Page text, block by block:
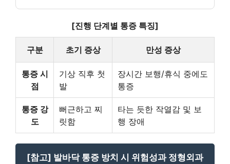
[진행 단계별 통증 특징]
구분 초기 증상 만성 증상
통증 시
점
기상 직후 첫
발
장시간 보행/휴식 중에도
통증
통증 강
도
뻐근하고 찌
릿함
타는 듯한 작열감 및 보
행 장애
[참고] 발바닥 통증 방치 시 위험성과 정형외과